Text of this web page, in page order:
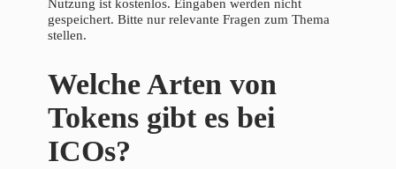
Nutzung ist kostenlos. Eingaben werden nicht
gespeichert. Bitte nur relevante Fragen zum Thema
stellen.
Welche Arten von
Tokens gibt es bei
ICOs?